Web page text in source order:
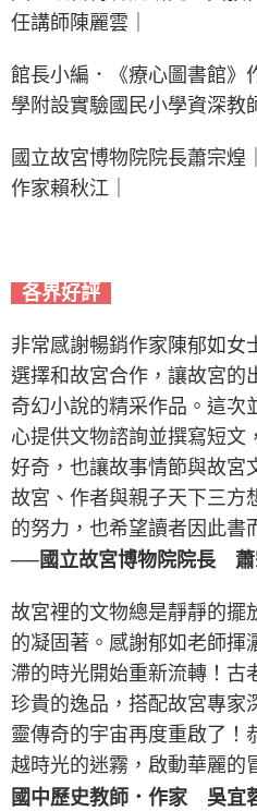
任講師陳麗雲｜
館長小編．《療心圖書館》
學附設實驗國民小學資深教
國立故宮博物院院長蕭宗煌
作家賴秋江｜
各界好評
非常感謝暢銷作家陳郁如女
選擇和故宮合作，讓故宮的
奇幻小說的精采作品。這次
心提供文物諮詢並撰寫短文
好奇，也讓故事情節與故宮
故宮、作者與親子天下三方
的努力，也希望讀者因此書
──國立故宮博物院院長 蕭
故宮裡的文物總是靜靜的擺
的凝固著。感謝郁如老師揮
滯的時光開始重新流轉！古
珍貴的逸品，搭配故宮專家
靈傳奇的宇宙再度重啟了！
越時光的迷霧，啟動華麗的
國中歷史教師．作家 吳宜